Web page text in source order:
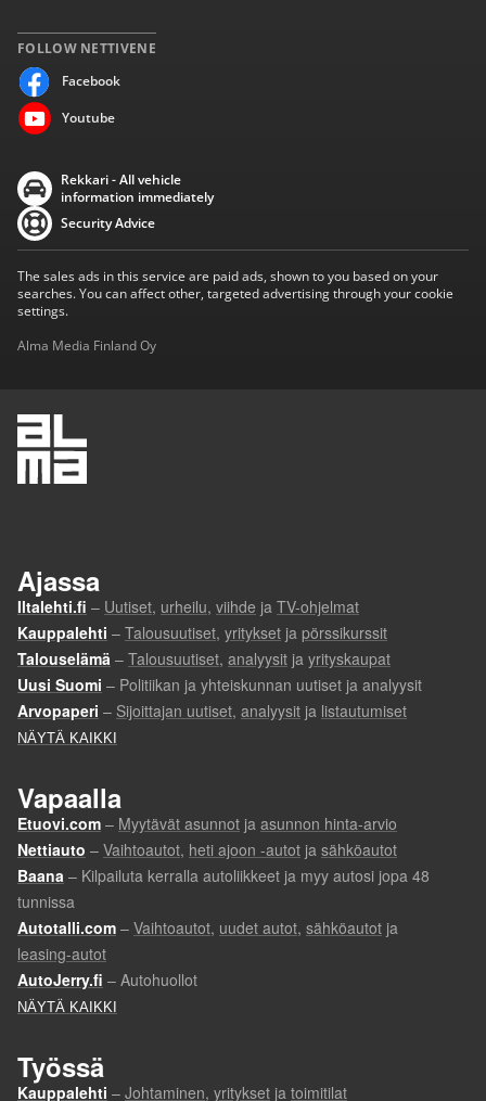
FOLLOW NETTIVENE
Facebook
Youtube
Rekkari - All vehicle
information immediately
Security Advice
The sales ads in this service are paid ads, shown to you based on your
searches. You can affect other, targeted advertising through your cookie
settings.
Alma Media Finland Oy